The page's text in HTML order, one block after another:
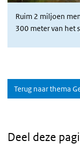
Ruim 2 miljoen
300 meter van het
Terug naar thema
Deel deze